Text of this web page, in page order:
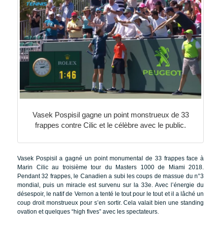
Vasek Pospisil gagne un point monstrueux de 33
frappes contre Cilic et le célèbre avec le public.
Vasek Pospisil a gagné un point monumental de 33 frappes face à
Marin Cilic au troisième tour du Masters 1000 de Miami 2018.
Pendant 32 frappes, le Canadien a subi les coups de massue du n°3
mondial, puis un miracle est survenu sur la 33e. Avec l’énergie du
désespoir, le natif de Vernon a tenté le tout pour le tout et il a lâché un
coup droit monstrueux pour s’en sortir. Cela valait bien une standing
ovation et quelques “high fives” avec les spectateurs.